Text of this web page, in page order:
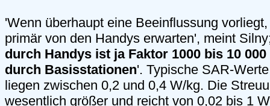
'Wenn überhaupt eine Beeinflussung
primär von den Handys erwarten', meint
durch Handys ist ja Faktor 1000 bis 10
durch Basisstationen'. Typische SAR-
liegen zwischen 0,2 und 0,4 W/kg. Die
wesentlich größer und reicht von 0,02 bis 1